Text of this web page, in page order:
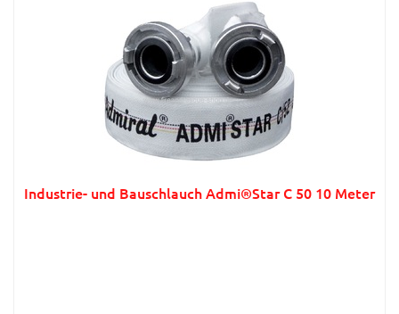
Industrie- und Bauschlauch Admi®Star C 50 10 Meter